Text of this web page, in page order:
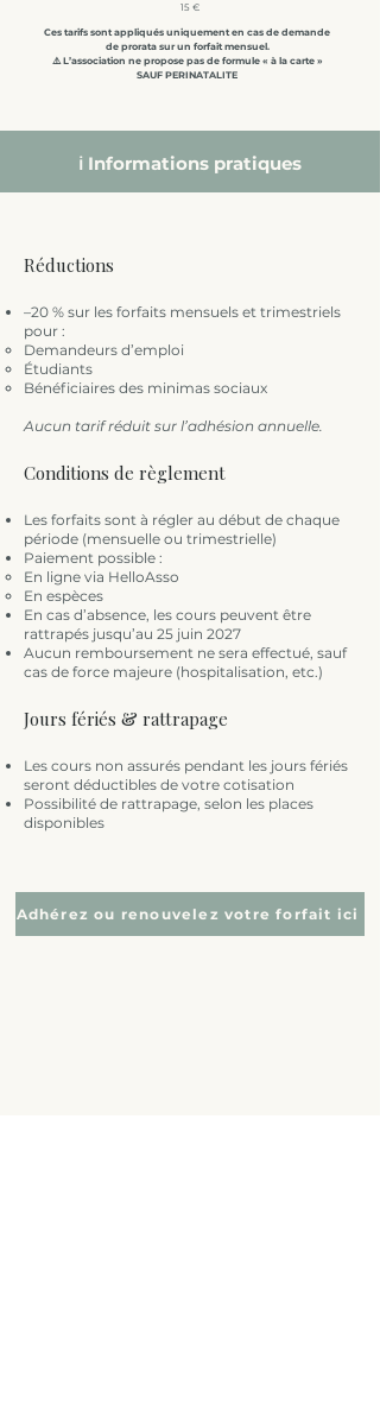
Ces tarifs sont appliqués uniquement en cas de demande
de prorata sur un forfait mensuel.
⚠️ L’association ne propose pas de formule « à la carte »
SAUF PERINATALITE
15 €
ℹ️ Informations pratiques
Réductions
–20 % sur les forfaits mensuels et trimestriels
pour :
Demandeurs d’emploi
Étudiants
Bénéficiaires des minimas sociaux
Aucun tarif réduit sur l’adhésion annuelle.
Conditions de règlement
Les forfaits sont à régler au début de chaque
période (mensuelle ou trimestrielle)
Paiement possible :
En ligne via HelloAsso
En espèces
En cas d’absence, les cours peuvent être
rattrapés jusqu’au 25 juin 2027
Aucun remboursement ne sera effectué, sauf
cas de force majeure (hospitalisation, etc.)
Jours fériés & rattrapage
Les cours non assurés pendant les jours fériés
seront déductibles de votre cotisation
Possibilité de rattrapage, selon les places
disponibles
Adhérez ou renouvelez votre forfait ici